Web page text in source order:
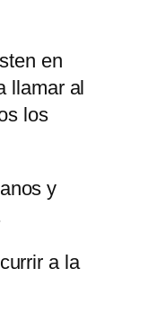
en
llamar al
los
y
a la